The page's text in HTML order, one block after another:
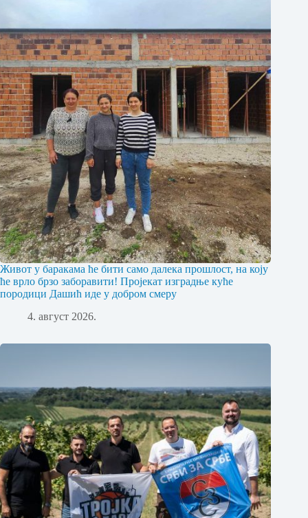
Живот у баракама ће бити само далека прошлост, на коју
ће врло брзо заборавити! Пројекат изградње куће
породици Дашић иде у добром смеру
4. август 2026.